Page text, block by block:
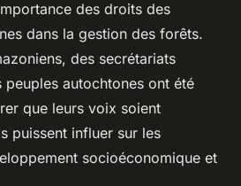
des droits des
dans la gestion des forêts.
des secrétariats
peuples autochtones ont été
que leurs voix soient
puissent influer sur les
socioéconomique et